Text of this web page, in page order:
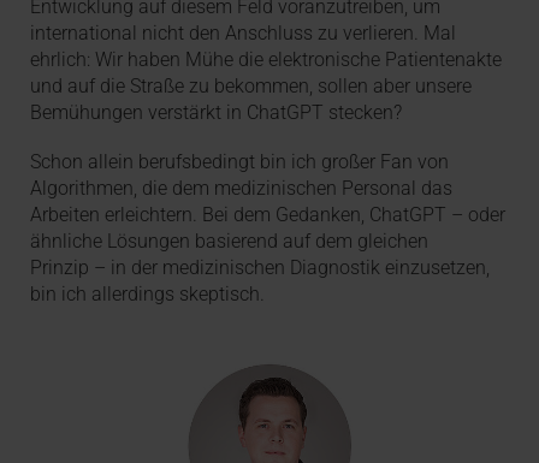
Entwicklung auf diesem Feld voranzutreiben, um
international nicht den Anschluss zu verlieren. Mal
ehrlich: Wir haben Mühe die elektronische Patientenakte
und auf die Straße zu bekommen, sollen aber unsere
Bemühungen verstärkt in ChatGPT stecken?
Schon allein berufsbedingt bin ich großer Fan von
Algorithmen, die dem medizinischen Personal das
Arbeiten erleichtern. Bei dem Gedanken, ChatGPT – oder
ähnliche Lösungen basierend auf dem gleichen
Prinzip – in der medizinischen Diagnostik einzusetzen,
bin ich allerdings skeptisch.